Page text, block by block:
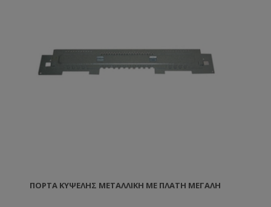
ΠΌΡΤΑ ΚΥΨΈΛΗΣ ΜΕΤΑΛΛΙΚΉ ΜΕ ΠΛΆΤΗ ΜΕΓΆΛΗ